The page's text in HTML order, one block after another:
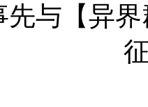
先与【异